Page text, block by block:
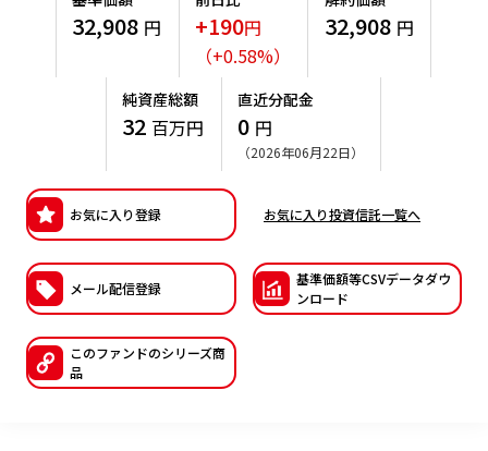
確定拠出年金について
確定拠出年金での商品の選び方について
投資の教室
ニッセイアセットの重要課題
サステナビリティへの取り組み
サステナビリティレポート
日本版スチュワードシップ・コードへの対応
国内株式議決権行使の方針と判断基準
公式キャラクターのご紹介
32,908 円 +190円
（+0.58%）
32,908 円
純資産総額
32 百万円
直近分配金
0 円
（2026年06月22日）
お気に入り登録 お気に入り投資信託一覧へ
メール配信登録
基準価額等CSVデータダウ
ンロード
このファンドのシリーズ商
品